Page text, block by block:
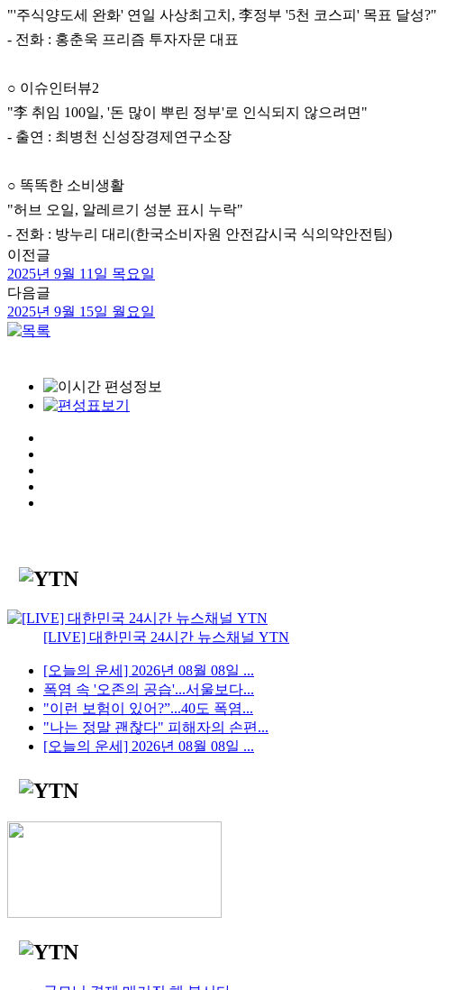
"'주식양도세 완화' 연일 사상최고치, 李정부 '5천 코스피' 목표 달성?"
- 전화 : 홍춘욱 프리즘 투자자문 대표
○ 이슈인터뷰2
"李 취임 100일, '돈 많이 뿌린 정부'로 인식되지 않으려면"
- 출연 : 최병천 신성장경제연구소장
○ 똑똑한 소비생활
"허브 오일, 알레르기 성분 표시 누락"
- 전화 : 방누리 대리(한국소비자원 안전감시국 식의약안전팀)
이전글
2025년 9월 11일 목요일
다음글
2025년 9월 15일 월요일
[LIVE] 대한민국 24시간 뉴스채널 YTN
[오늘의 운세] 2026년 08월 08일 ...
폭염 속 '오존의 공습'...서울보다...
"이런 보험이 있어?”...40도 폭염...
"나는 정말 괜찮다" 피해자의 손편...
[오늘의 운세] 2026년 08월 08일 ...